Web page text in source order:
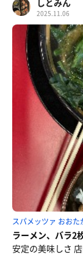
しとみん
2025.11.06
スパメッツァ おお
ラーメン、バラ2
安定の美味しさ